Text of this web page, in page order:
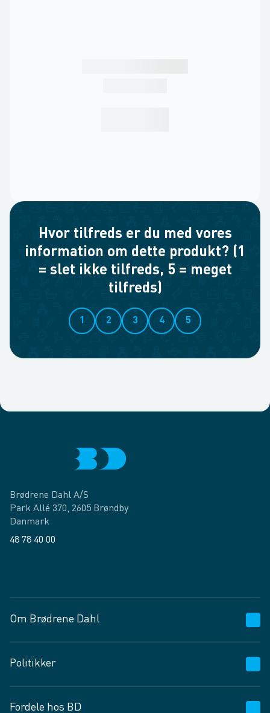
Hvor tilfreds er du med vores
information om dette produkt? (1
= slet ikke tilfreds, 5 = meget
tilfreds)
1 2 3 4 5
Brødrene Dahl A/S
Park Allé 370, 2605 Brøndby
Danmark
48 78 40 00
Om Brødrene Dahl
Vagttelefon 30 10 89 89
Spørgsmål og svar
Job og karriere
Politikker
Fordele hos BD